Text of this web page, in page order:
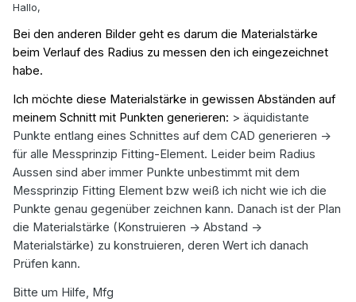
Hallo,
Bei den anderen Bilder geht es darum die Materialstärke
beim Verlauf des Radius zu messen den ich eingezeichnet
habe.
Ich möchte diese Materialstärke in gewissen Abständen auf
meinem Schnitt mit Punkten generieren: > äquidistante
Punkte entlang eines Schnittes auf dem CAD generieren ->
für alle Messprinzip Fitting-Element. Leider beim Radius
Aussen sind aber immer Punkte unbestimmt mit dem
Messprinzip Fitting Element bzw weiß ich nicht wie ich die
Punkte genau gegenüber zeichnen kann. Danach ist der Plan
die Materialstärke (Konstruieren -> Abstand ->
Materialstärke) zu konstruieren, deren Wert ich danach
Prüfen kann.
Bitte um Hilfe, Mfg